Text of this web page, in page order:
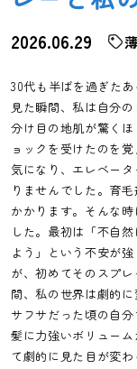
2026.06.29
30代も半ばを過ぎた
見た瞬間、私は自分
分け目の地肌が驚く
ョックを受けたのを
気になり、エレベー
りませんでした。育
かかります。そんな
した。最初は「不自
よう」という不安が
が、初めてそのスプ
間、私の世界は劇的
サフサだった頃の自分
髪に力強いボリュー
て劇的に見た目が変